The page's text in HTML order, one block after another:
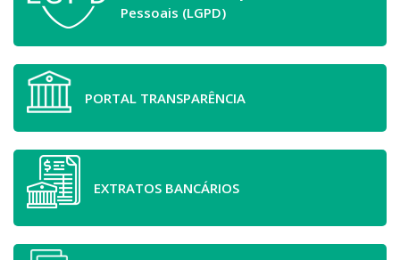
Pessoais (LGPD)
PORTAL TRANSPARÊNCIA
EXTRATOS BANCÁRIOS